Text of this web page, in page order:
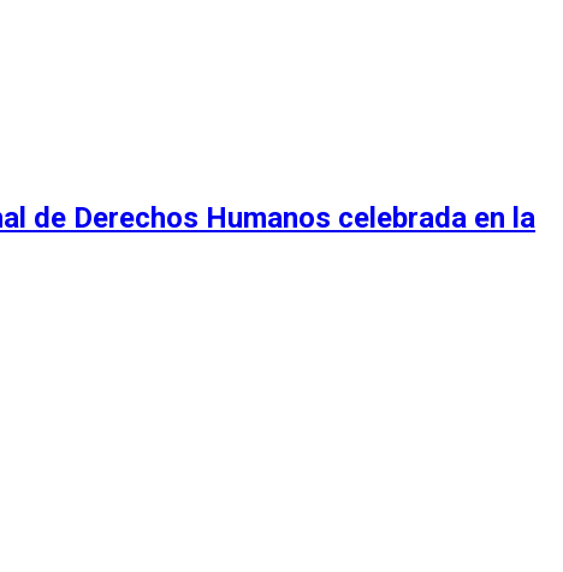
de Derechos Humanos celebrada en la